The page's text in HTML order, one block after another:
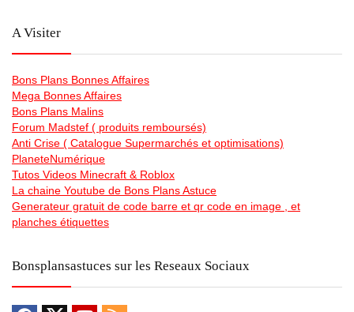
A Visiter
Bons Plans Bonnes Affaires
Mega Bonnes Affaires
Bons Plans Malins
Forum Madstef ( produits remboursés)
Anti Crise ( Catalogue Supermarchés et optimisations)
PlaneteNumérique
Tutos Videos Minecraft & Roblox
La chaine Youtube de Bons Plans Astuce
Generateur gratuit de code barre et qr code en image , et
planches étiquettes
Bonsplansastuces sur les Reseaux Sociaux